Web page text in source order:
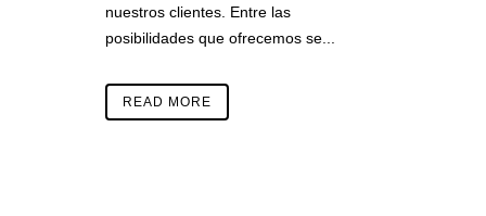
nuestros clientes. Entre las
posibilidades que ofrecemos se...
READ MORE